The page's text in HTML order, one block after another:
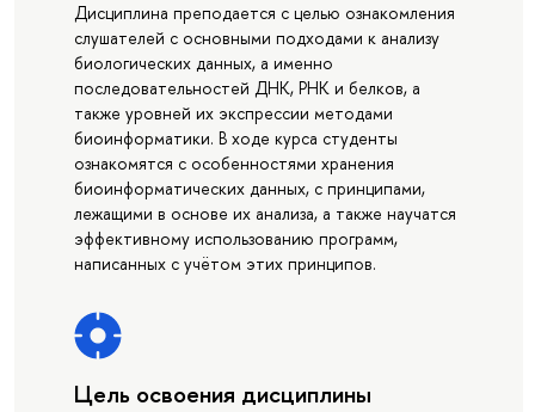
Дисциплина преподается с целью ознакомления
слушателей с основными подходами к анализу
биологических данных, а именно
последовательностей ДНК, РНК и белков, а
также уровней их экспрессии методами
биоинформатики. В ходе курса студенты
ознакомятся с особенностями хранения
биоинформатических данных, с принципами,
лежащими в основе их анализа, а также научатся
эффективному использованию программ,
написанных с учётом этих принципов.
Цель освоения дисциплины